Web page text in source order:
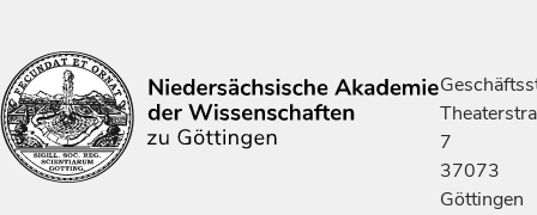
7
37073
Göttingen